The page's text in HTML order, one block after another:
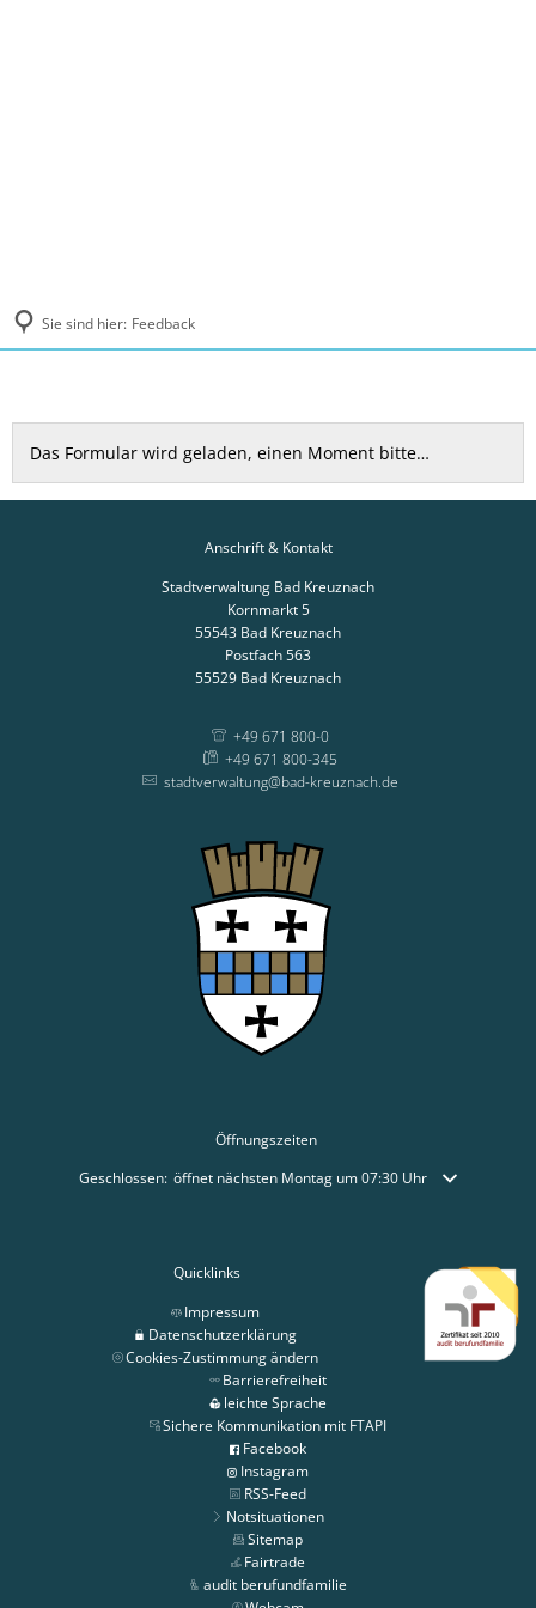
Sie sind hier: Feedback
Feedback
Das Formular wird geladen, einen Moment bitte…
Anschrift & Kontakt
Stadtverwaltung Bad Kreuznach
Kornmarkt 5
55543 Bad Kreuznach
Postfach 563
55529 Bad Kreuznach
+49 671 800-0
+49 671 800-345
stadtverwaltung@bad-kreuznach.de
Öffnungszeiten
Klicken, um weitere Öffnungs- oder Schließzeiten auszublenden
Geschlossen: öffnet nächsten Montag um 07:30 Uhr
Quicklinks
Impressum
Datenschutzerklärung
Cookies-Zustimmung ändern
Barrierefreiheit
leichte Sprache
Sichere Kommunikation mit FTAPI
Facebook
Instagram
RSS-Feed
Notsituationen
Sitemap
Fairtrade
audit berufundfamilie